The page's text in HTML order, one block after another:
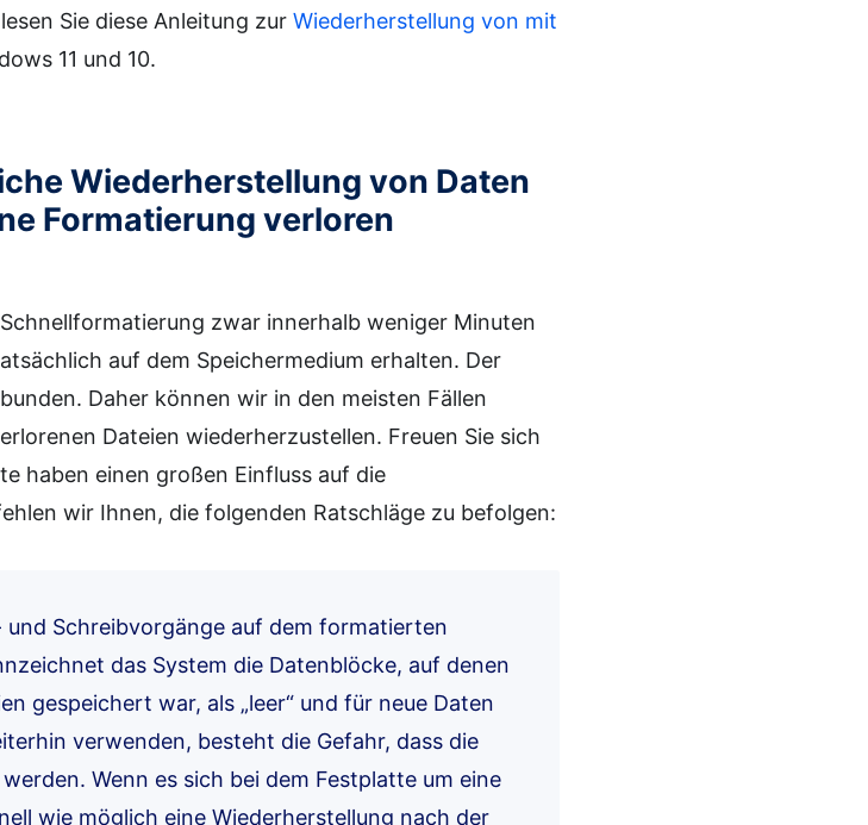
Sie diese Anleitung zurWiederherstellung von mit
11 und 10.
Wiederherstellung von Daten
Formatierung verloren
zwar innerhalb weniger Minuten
auf dem Speichermedium erhalten. Der
Daher können wir in den meisten Fällen
Dateien wiederherzustellen. Freuen Sie sich
haben einen großen Einfluss auf die
wir Ihnen, die folgenden Ratschläge zu befolgen:
und Schreibvorgänge auf dem formatierten
das System die Datenblöcke, auf denen
gespeichert war, als „leer“ und für neue Daten
verwenden, besteht die Gefahr, dass die
Wenn es sich bei dem Festplatte um eine
wie möglich eine Wiederherstellung nach der